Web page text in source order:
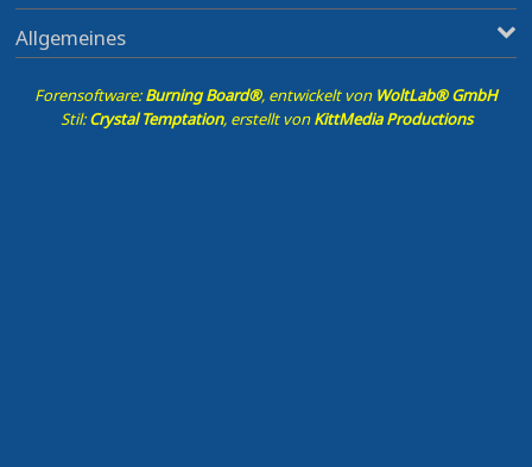
Allgemeines
Forensoftware:Burning Board®, entwickelt von WoltLab® GmbH
Stil:Crystal Temptation, erstellt vonKittMedia Productions